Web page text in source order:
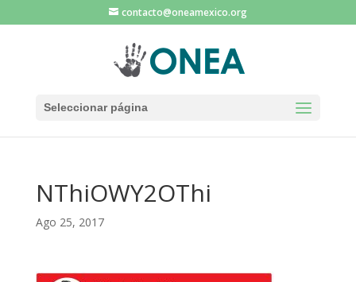
contacto@oneamexico.org
Seleccionar página
NThiOWY2OThi
Ago 25, 2017